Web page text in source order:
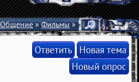
Общение»Фильмы» Трансформеры
Ответить Новая тема
Новый опрос